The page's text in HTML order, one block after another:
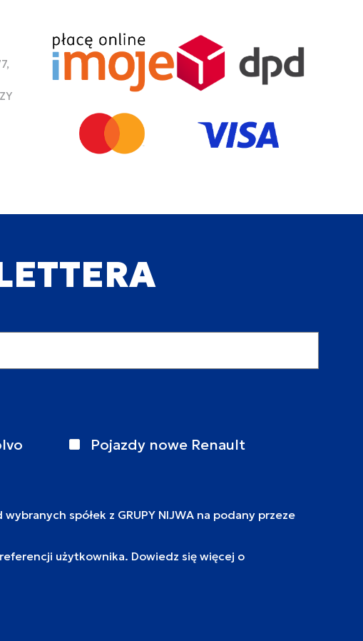
Pojazdy nowe Renault
spółek z GRUPY NIJWA na podany przeze
użytkownika. Dowiedz się więcej o